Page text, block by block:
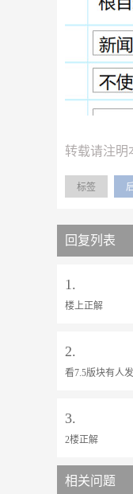
转载请注明
标签
回复列表
1.
楼上正解
2.
看7.5版块有人
3.
2楼正解
相关问题